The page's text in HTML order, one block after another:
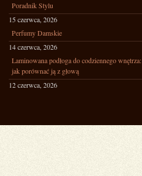
Poradnik Stylu
15 czerwca, 2026
Perfumy Damskie
14 czerwca, 2026
Laminowana podłoga do codziennego wnętrza:
jak porównać ją z głową
12 czerwca, 2026